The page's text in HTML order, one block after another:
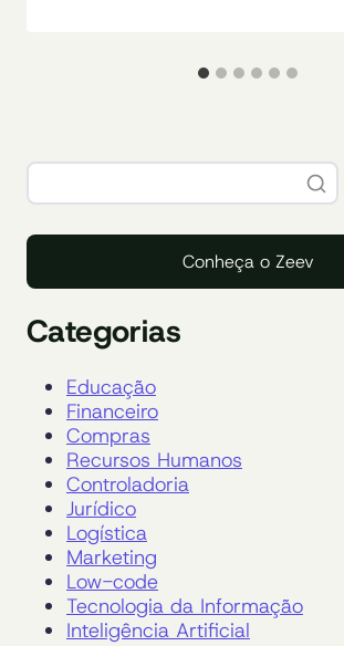
Conheça o Zeev
Categorias
Educação
Financeiro
Compras
Recursos Humanos
Controladoria
Jurídico
Logística
Marketing
Low-code
Tecnologia da Informação
Inteligência Artificial